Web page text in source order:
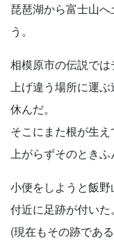
琵琶湖から富士山
う。
相模原市の伝説で
上げ違う場所に運
休んだ。
そこにまた根が生
上がらずそのときふ
小便をしようと飯
付近に足跡が付いた。
(現在もその跡であ